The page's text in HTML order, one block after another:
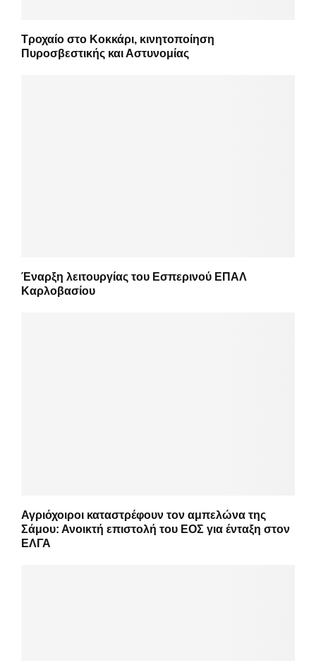
Τροχαίο στο Κοκκάρι, κινητοποίηση
Πυροσβεστικής και Αστυνομίας
Έναρξη λειτουργίας του Εσπερινού ΕΠΑΛ
Καρλοβασίου
Αγριόχοιροι καταστρέφουν τον αμπελώνα της
Σάμου: Ανοικτή επιστολή του ΕΟΣ για ένταξη στον
ΕΛΓΑ